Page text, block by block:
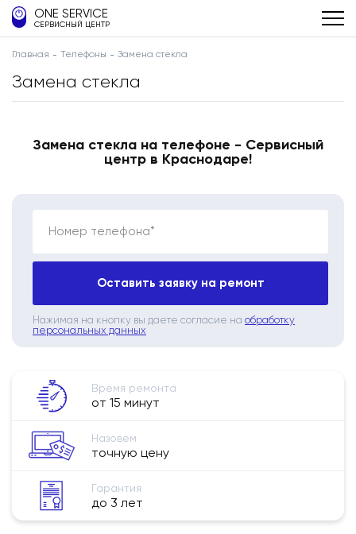
ONE SERVICE
СЕРВИСНЫЙ ЦЕНТР
Главная Телефоны Замена стекла
Замена стекла
Замена стекла на телефоне - Сервисный
центр в Краснодаре!
Номер телефона*
Оставить заявку на ремонт
Нажимая на кнопку вы даете согласие на обработку
персональных данных
Время ремонта
от 15 минут
Назовем
точную цену
Гарантия
до 3 лет